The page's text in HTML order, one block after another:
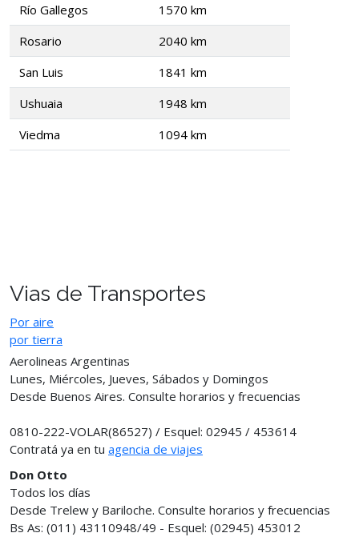
Río Gallegos
1570 km
Rosario
2040 km
San Luis
1841 km
Ushuaia
1948 km
Viedma
1094 km
Vias de Transportes
Por aire
por tierra
Aerolineas Argentinas
Lunes, Miércoles, Jueves, Sábados y Domingos
Desde Buenos Aires. Consulte horarios y frecuencias
0810-222-VOLAR(86527) / Esquel: 02945 / 453614
Contratá ya en tu agencia de viajes
Don Otto
Todos los días
Desde Trelew y Bariloche. Consulte horarios y frecuencias
Bs As: (011) 43110948/49 - Esquel: (02945) 453012